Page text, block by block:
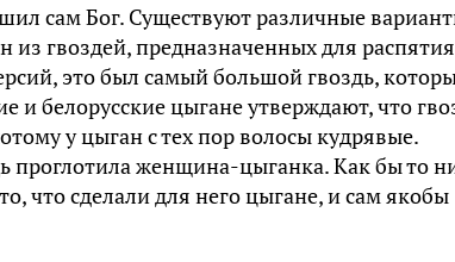
сам Бог. Существуют различные
из гвоздей, предназначенных для распятия
это был самый большой гвоздь,
и белорусские цыгане утверждают, что
у цыган с тех пор волосы кудрявые.
проглотила женщина-цыганка. Как бы то
что сделали для него цыгане, и сам якобы